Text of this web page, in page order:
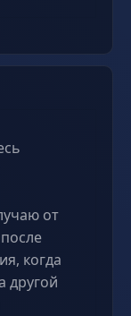
от
когда
другой